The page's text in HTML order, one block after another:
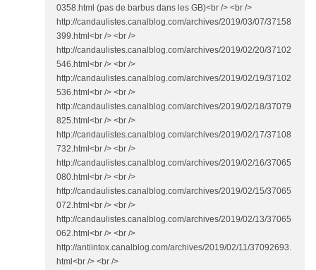
0358.html (pas de barbus dans les GB)<br /> <br />
http://candaulistes.canalblog.com/archives/2019/03/07/37158
399.html<br /> <br />
http://candaulistes.canalblog.com/archives/2019/02/20/37102
546.html<br /> <br />
http://candaulistes.canalblog.com/archives/2019/02/19/37102
536.html<br /> <br />
http://candaulistes.canalblog.com/archives/2019/02/18/37079
825.html<br /> <br />
http://candaulistes.canalblog.com/archives/2019/02/17/37108
732.html<br /> <br />
http://candaulistes.canalblog.com/archives/2019/02/16/37065
080.html<br /> <br />
http://candaulistes.canalblog.com/archives/2019/02/15/37065
072.html<br /> <br />
http://candaulistes.canalblog.com/archives/2019/02/13/37065
062.html<br /> <br />
http://antiintox.canalblog.com/archives/2019/02/11/37092693.
html<br /> <br />